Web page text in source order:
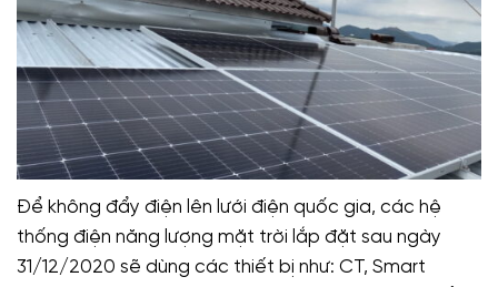
Để không đẩy điện lên lưới điện quốc gia, các hệ
thống điện năng lượng mặt trời lắp đặt sau ngày
31/12/2020 sẽ dùng các thiết bị như: CT, Smart